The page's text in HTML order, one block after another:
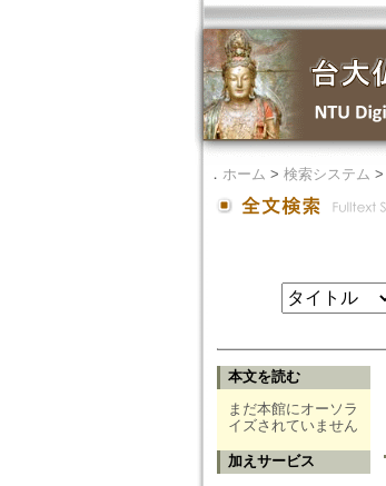
． ホーム > 検索システム >
本文を読む
まだ本館にオーソラ
イズされていません
加えサービス